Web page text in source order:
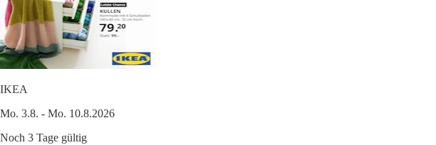
IKEA
Mo. 3.8. - Mo. 10.8.2026
Noch 3 Tage gültig